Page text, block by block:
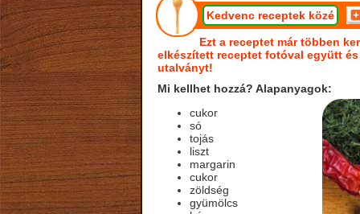
Kedvenc receptek közé
Ezt a receptet már többen
elkészített receptet fotóval együtt
utalványt!
Mi kellhet hozzá? Alapanyagok:
cukor
só
tojás
liszt
margarin
cukor
zöldség
gyümölcs